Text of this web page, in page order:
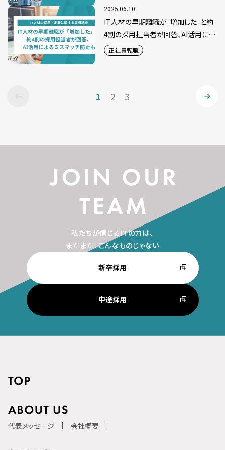
2025.06.10
IT人材の早期離職が「増加した」と約
4割の採用担当者が回答、AI活用によ
るミスマッチ防止も
正社員転職
1 2 3
私たちが信じるITの力は、
まだまだ、こんなものじゃない
新卒採用
中途採用
代表メッセージ 会社概要